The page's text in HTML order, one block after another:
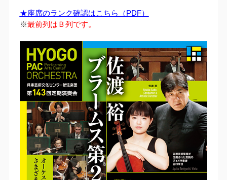
★座席のランク確認はこちら（PDF）
※最前列はＢ列です。